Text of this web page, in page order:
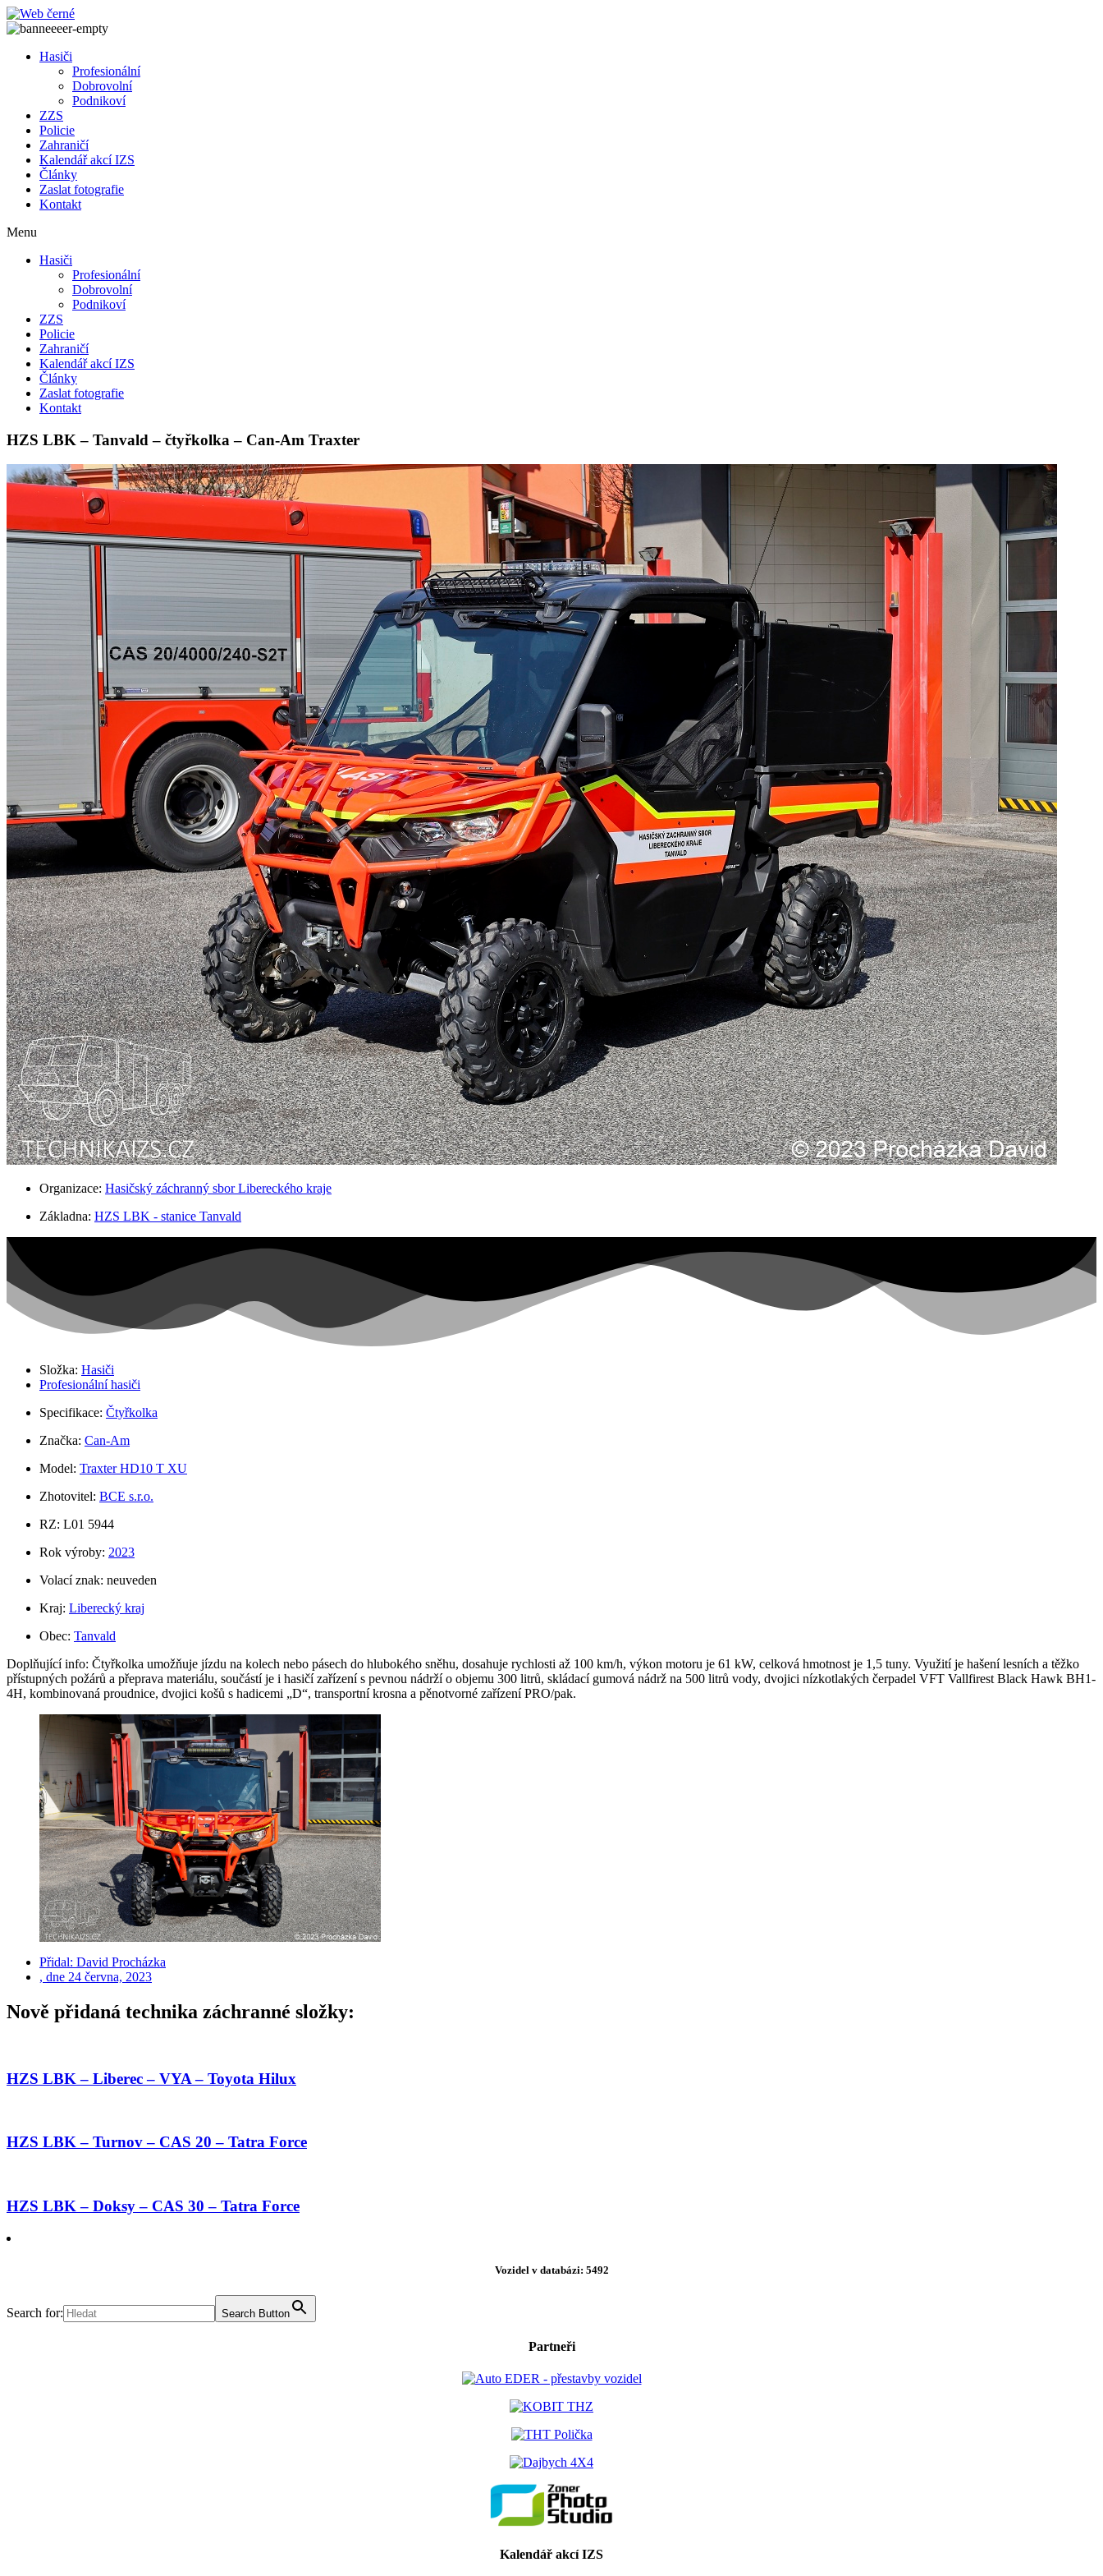
Přejít
k
Hasiči
Profesionální
Dobrovolní
Podnikoví
ZZS
Policie
Zahraničí
Kalendář akcí IZS
Články
Zaslat fotografie
Kontakt
Menu
Hasiči
Profesionální
Dobrovolní
Podnikoví
ZZS
Policie
Zahraničí
Kalendář akcí IZS
Články
Zaslat fotografie
Kontakt
HZS LBK – Tanvald – čtyřkolka – Can-Am Traxter
Organizace: Hasičský záchranný sbor Libereckého kraje
Základna: HZS LBK - stanice Tanvald
Složka: Hasiči
Profesionální hasiči
Specifikace: Čtyřkolka
Značka: Can-Am
Model: Traxter HD10 T XU
Zhotovitel: BCE s.r.o.
RZ: L01 5944
Rok výroby: 2023
Volací znak: neuveden
Kraj: Liberecký kraj
Obec: Tanvald
Doplňující info: Čtyřkolka umožňuje jízdu na kolech nebo pásech do hlubokého sněhu, dosahuje rychlosti až 100 km/h, výkon motoru je 61 kW, celková hmotnost je 1,5 tuny. Využití je hašení lesních a těžko
přístupných požárů a přeprava materiálu, součástí je i hasičí zařízení s pevnou nádrží o objemu 300 litrů, skládací gumová nádrž na 500 litrů vody, dvojici nízkotlakých čerpadel VFT Vallfirest Black Hawk BH1-
4H, kombinovaná proudnice, dvojici košů s hadicemi „D“, transportní krosna a pěnotvorné zařízení PRO/pak.
Přidal: David Procházka
, dne 24 června, 2023
Nově přidaná technika záchranné složky:
HZS LBK – Liberec – VYA – Toyota Hilux
HZS LBK – Turnov – CAS 20 – Tatra Force
HZS LBK – Doksy – CAS 30 – Tatra Force
Vozidel v databázi: 5492
Search for: Search Button
Partneři
Kalendář akcí IZS